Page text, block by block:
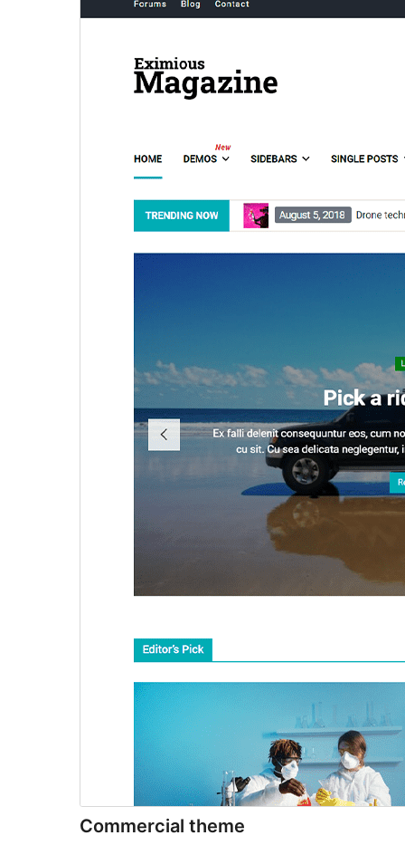
Commercial theme